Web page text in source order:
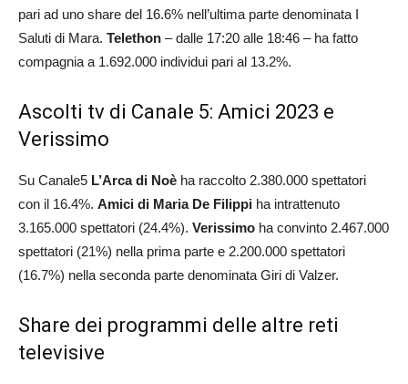
pari ad uno share del 16.6% nell’ultima parte denominata I
Saluti di Mara. Telethon – dalle 17:20 alle 18:46 – ha fatto
compagnia a 1.692.000 individui pari al 13.2%.
Ascolti tv di Canale 5: Amici 2023 e
Verissimo
Su Canale5 L’Arca di Noè ha raccolto 2.380.000 spettatori
con il 16.4%. Amici di Maria De Filippi ha intrattenuto
3.165.000 spettatori (24.4%). Verissimo ha convinto 2.467.000
spettatori (21%) nella prima parte e 2.200.000 spettatori
(16.7%) nella seconda parte denominata Giri di Valzer.
Share dei programmi delle altre reti
televisive